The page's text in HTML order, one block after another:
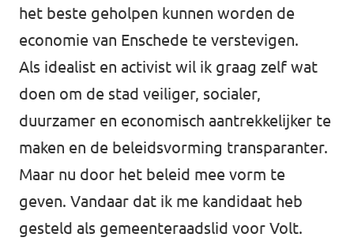
het beste geholpen kunnen worden de
economie van Enschede te verstevigen.
Als idealist en activist wil ik graag zelf wat
doen om de stad veiliger, socialer,
duurzamer en economisch aantrekkelijker te
maken en de beleidsvorming transparanter.
Maar nu door het beleid mee vorm te
geven. Vandaar dat ik me kandidaat heb
gesteld als gemeenteraadslid voor Volt.